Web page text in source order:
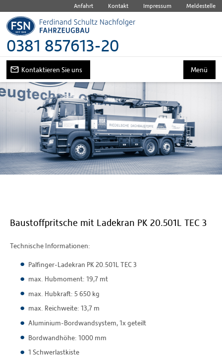
Anfahrt Kontakt Impressum Meldestelle
0381 857613-20
Kontaktieren Sie uns Menü
Baustoffpritsche mit Ladekran PK 20.501L TEC 3
Technische Informationen:
Palfinger-Ladekran PK 20.501L TEC 3
max. Hubmoment: 19,7 mt
max. Hubkraft: 5 650 kg
max. Reichweite: 13,7 m
Aluminium-Bordwandsystem, 1x geteilt
Bordwandhöhe: 1000 mm
1 Schwerlastkiste